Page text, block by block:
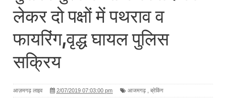
लेकर दो पक्षों में पथराव व
फायरिंग,वृद्ध घायल पुलिस
सक्रिय
आज़मगढ़ लाइव 2/07/2019 07:03:00 pm आजमगढ़ ब्रेकिंग